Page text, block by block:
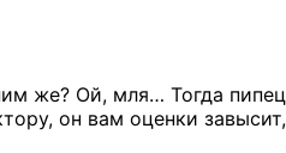
же? Ой, мля… Тогда
он вам оценки